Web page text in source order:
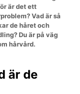
är det ett
Vad är så
de håret och
Du är på väg
hårvård.
är de